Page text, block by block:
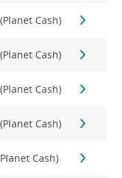
Cash)
Cash)
Cash)
Cash)
Cash)